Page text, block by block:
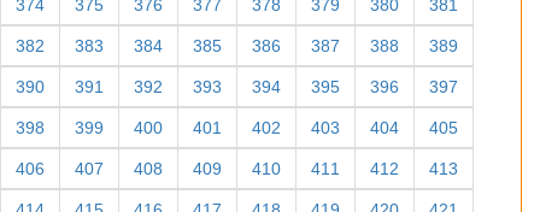
374 375 376 377 378 379 380 381
382 383 384 385 386 387 388 389
390 391 392 393 394 395 396 397
398 399 400 401 402 403 404 405
406 407 408 409 410 411 412 413